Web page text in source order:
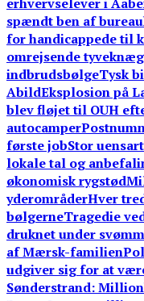
spændt ben af
for handicappede til
omrejsende
indbrudsbølgeTysk
AbildEksplosion på
blev fløjet til OUH
autocamper
første jobStor
lokale tal og
økonomisk rygstød
yderområderHver
bølgerneTragedie
druknet under
af Mærsk-familien
udgiver sig for at
Sønderstrand: